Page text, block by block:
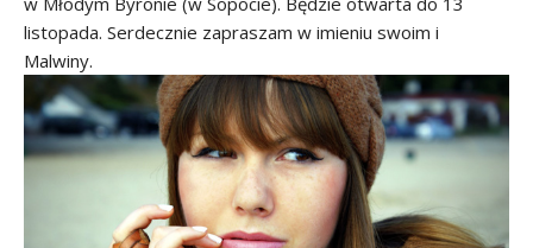
listopada. Serdecznie zapraszam w imieniu swoim i
Malwiny.